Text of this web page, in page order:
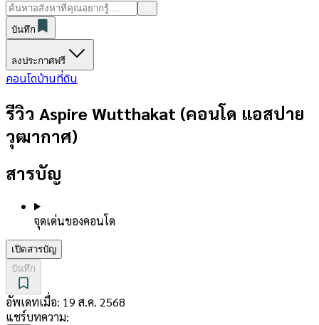
บันทึก
ลงประกาศฟรี
คอนโดบ้านที่ดิน
รีวิว Aspire Wutthakat (คอนโด แอสปาย
วุฒากาศ)
สารบัญ
จุดเด่นของคอนโด
เปิดสารบัญ
บันทึก
อัพเดทเมื่อ: 19 ส.ค. 2568
แชร์บทความ: